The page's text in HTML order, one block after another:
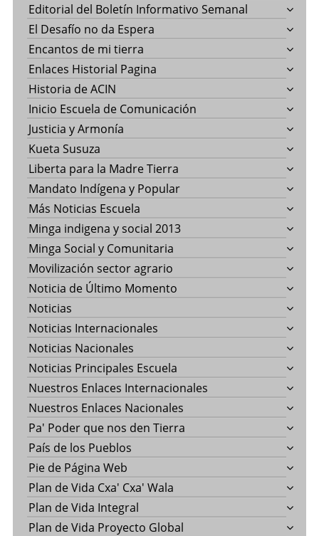
Editorial del Boletín Informativo Semanal
El Desafío no da Espera
Encantos de mi tierra
Enlaces Historial Pagina
Historia de ACIN
Inicio Escuela de Comunicación
Justicia y Armonía
Kueta Susuza
Liberta para la Madre Tierra
Mandato Indígena y Popular
Más Noticias Escuela
Minga indigena y social 2013
Minga Social y Comunitaria
Movilización sector agrario
Noticia de Último Momento
Noticias
Noticias Internacionales
Noticias Nacionales
Noticias Principales Escuela
Nuestros Enlaces Internacionales
Nuestros Enlaces Nacionales
Pa' Poder que nos den Tierra
País de los Pueblos
Pie de Página Web
Plan de Vida Cxa' Cxa' Wala
Plan de Vida Integral
Plan de Vida Proyecto Global